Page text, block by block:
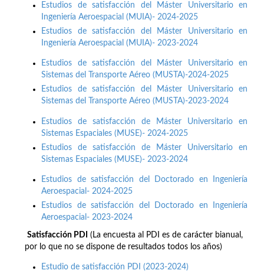
Estudios de satisfacción del Máster Universitario en
Ingeniería Aeroespacial (MUIA)- 2024-2025
Estudios de satisfacción del Máster Universitario en
Ingeniería Aeroespacial (MUIA)- 2023-2024
Estudios de satisfacción del Máster Universitario en
Sistemas del Transporte Aéreo (MUSTA)-2024-2025
Estudios de satisfacción del Máster Universitario en
Sistemas del Transporte Aéreo (MUSTA)-2023-2024
Estudios de satisfacción de Máster Universitario en
Sistemas Espaciales (MUSE)- 2024-2025
Estudios de satisfacción de Máster Universitario en
Sistemas Espaciales (MUSE)- 2023-2024
Estudios de satisfacción del Doctorado en Ingeniería
Aeroespacial- 2024-2025
Estudios de satisfacción del Doctorado en Ingeniería
Aeroespacial- 2023-2024
Satisfacción PDI
(La encuesta al PDI es de carácter bianual,
por lo que no se dispone de resultados todos los años)
Estudio de satisfacción PDI (2023-2024)